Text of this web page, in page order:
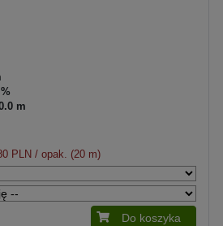
m
PLN / opak. (20 m)
Do koszyka